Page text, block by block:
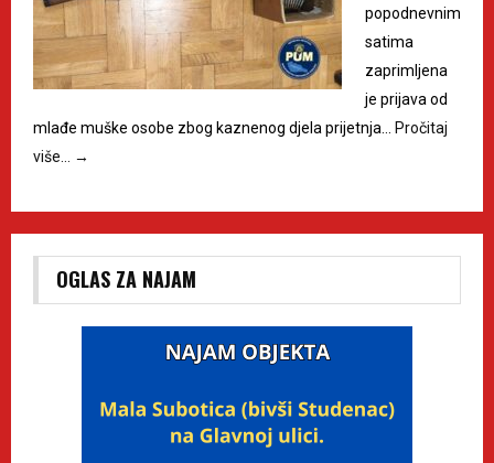
popodnevnim
satima
zaprimljena
je prijava od
mlađe muške osobe zbog kaznenog djela prijetnja… Pročitaj
više… →
OGLAS ZA NAJAM